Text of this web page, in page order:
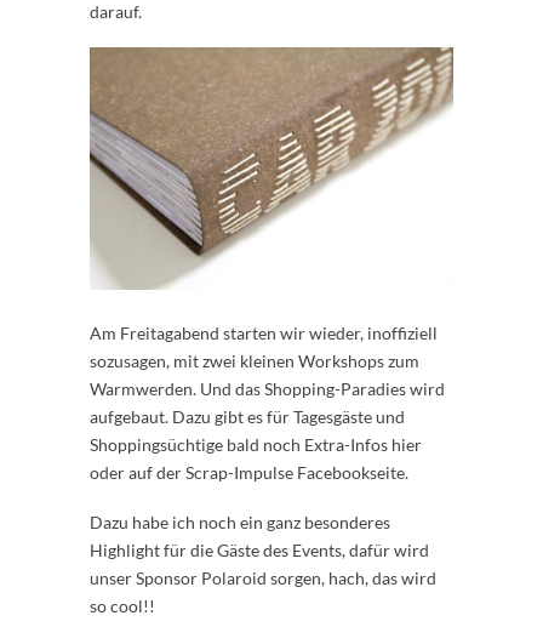
darauf.
Am Freitagabend starten wir wieder, inoffiziell
sozusagen, mit zwei kleinen Workshops zum
Warmwerden. Und das Shopping-Paradies wird
aufgebaut. Dazu gibt es für Tagesgäste und
Shoppingsüchtige bald noch Extra-Infos hier
oder auf der Scrap-Impulse Facebookseite.
Dazu habe ich noch ein ganz besonderes
Highlight für die Gäste des Events, dafür wird
unser Sponsor Polaroid sorgen, hach, das wird
so cool!!